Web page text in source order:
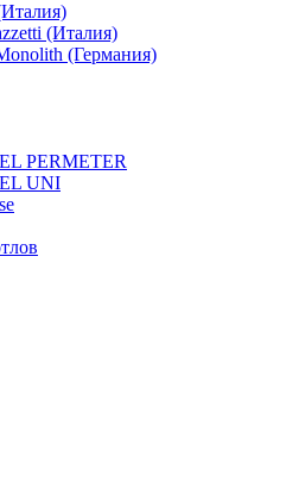
(Италия)
(Германия)
PERMETER
UNI